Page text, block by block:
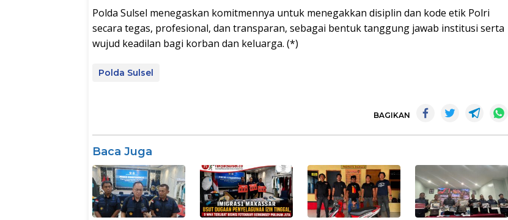
Polda Sulsel menegaskan komitmennya untuk menegakkan disiplin dan kode etik Polri
secara tegas, profesional, dan transparan, sebagai bentuk tanggung jawab institusi serta
wujud keadilan bagi korban dan keluarga. (*)
Polda Sulsel
BAGIKAN
Baca Juga